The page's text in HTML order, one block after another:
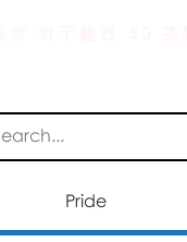
Pride